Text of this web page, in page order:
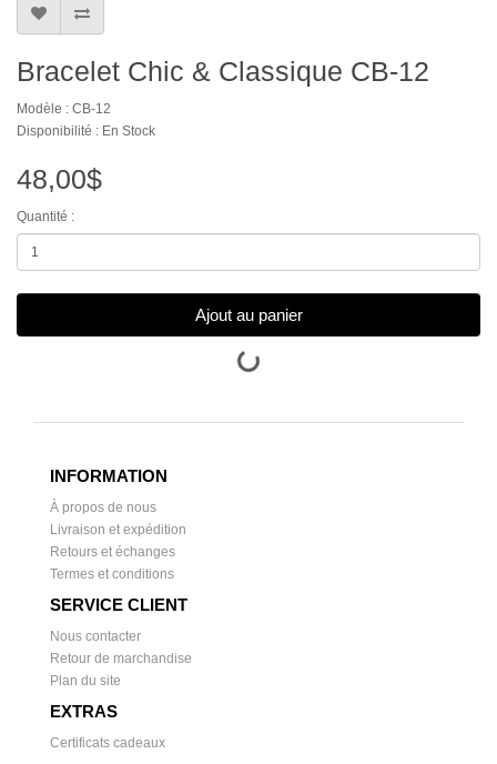
Bracelet Chic & Classique CB-12
Modèle : CB-12
Disponibilité : En Stock
48,00$
Quantité :
Ajout au panier
INFORMATION
À propos de nous
Livraison et expédition
Retours et échanges
Termes et conditions
SERVICE CLIENT
Nous contacter
Retour de marchandise
Plan du site
EXTRAS
Certificats cadeaux